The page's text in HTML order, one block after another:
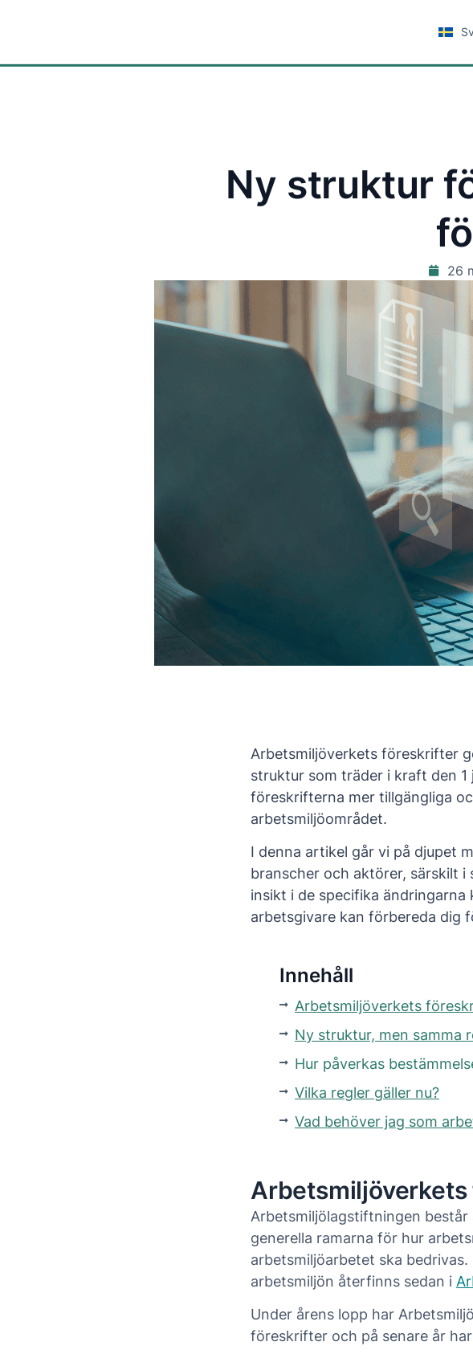
Ny struktur
26
Arbetsmiljöverkets föreskrifter
struktur som träder i kraft den
föreskrifterna mer tillgängliga
arbetsmiljöområdet.
I denna artikel går vi på djupet
branscher och aktörer, särskilt i
insikt i de specifika
arbetsgivare kan förbereda dig
Innehåll
Arbetsmiljöverkets
Ny struktur, men samma
Hur påverkas
Vilka regler gäller nu?
Vad behöver jag som
Arbetsmiljölagstiftningen består
generella ramarna för hur
arbetsmiljöarbetet ska
arbetsmiljön återfinns sedan i
Under årens lopp har
föreskrifter och på senare år